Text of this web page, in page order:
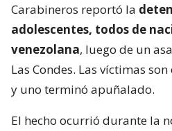
Carabineros reportó la
adolescentes, todos de
venezolana, luego de un
Las Condes. Las víctimas
y uno terminó apuñalado.
El hecho ocurrió durante la